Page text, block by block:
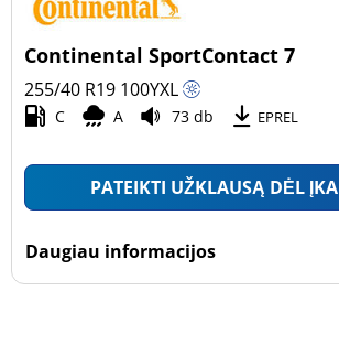
Continental SportContact 7
255/40 R19 100YXL
C A 73 db EPREL
PATEIKTI UŽKLAUSĄ DĖL
Daugiau informacijos